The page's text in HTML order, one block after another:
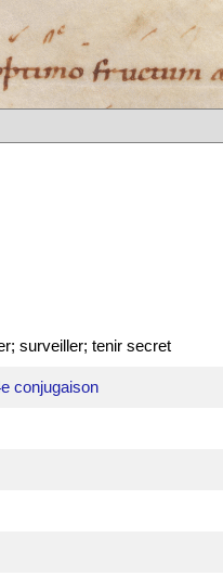
surveiller; tenir secret
conjugaison